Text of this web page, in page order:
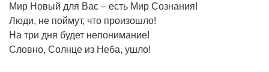
Мир Новый для Вас – есть Мир Сознания!
Люди, не поймут, что произошло!
На три дня будет непонимание!
Словно, Солнце из Неба, ушло!